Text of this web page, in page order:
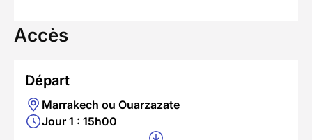
Accès
Départ
Marrakech ou Ouarzazate
Jour 1 : 15h00